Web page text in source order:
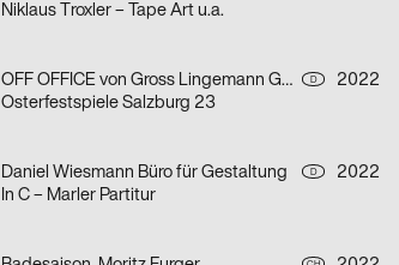
Niklaus Troxler – Tape Art u.a.
OFF OFFICE von Gross Lingemann GbR D
2022
Osterfestspiele Salzburg 23
Daniel Wiesmann Büro für Gestaltung D
2022
In C – Marler Partitur